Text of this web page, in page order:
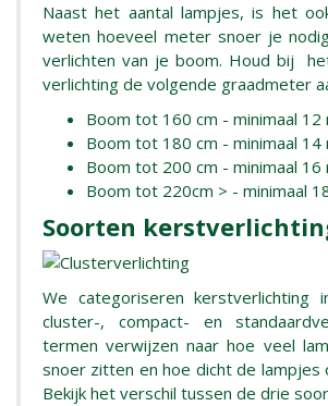
Naast het aantal lampjes, is het
weten hoeveel meter snoer je
verlichten van je boom. Houd bij
verlichting de volgende graadmeter
Boom tot 160 cm - minimaal
Boom tot 180 cm - minimaal
Boom tot 200 cm - minimaal
Boom tot 220cm > - minimaal
Soorten
We categoriseren kerstverlichting
cluster-, compact- en
termen verwijzen naar hoe veel
snoer zitten en hoe dicht de lampjes
Bekijk het verschil tussen de drie